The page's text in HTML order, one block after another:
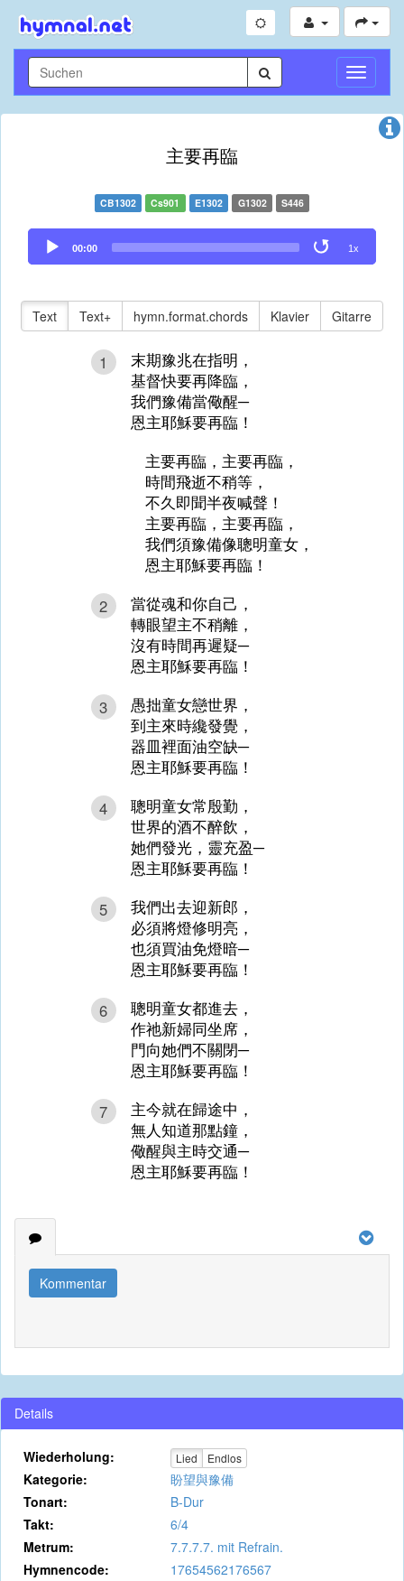
主要再臨
CB1302 Cs901 E1302 G1302 S446
Audio
Player
00:00 1x
Text Text+ hymn.format.chords Klavier Gitarre
1
末期豫兆在指明，
基督快要再降臨，
我們豫備當儆醒─
恩主耶穌要再臨！
主要再臨，主要再臨，
時間飛逝不稍等，
不久即聞半夜喊聲！
主要再臨，主要再臨，
我們須豫備像聰明童女，
恩主耶穌要再臨！
2
當從魂和你自己，
轉眼望主不稍離，
沒有時間再遲疑─
恩主耶穌要再臨！
3
愚拙童女戀世界，
到主來時纔發覺，
器皿裡面油空缺─
恩主耶穌要再臨！
4
聰明童女常殷勤，
世界的酒不醉飲，
她們發光，靈充盈─
恩主耶穌要再臨！
5
我們出去迎新郎，
必須將燈修明亮，
也須買油免燈暗─
恩主耶穌要再臨！
6
聰明童女都進去，
作祂新婦同坐席，
門向她們不關閉─
恩主耶穌要再臨！
7
主今就在歸途中，
無人知道那點鐘，
儆醒與主時交通─
恩主耶穌要再臨！
Kommentar
Details
Wiederholung: Lied Endlos
Kategorie:
盼望與豫備
Tonart:
B-Dur
Takt:
6/4
Metrum:
7.7.7.7. mit Refrain.
Hymnencode:
17654562176567